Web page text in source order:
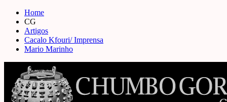
Skip
content
Home
CG
Artigos
Cacalo Kfouri/ Imprensa
Mario Marinho